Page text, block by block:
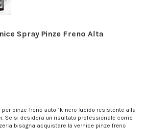
Spray Pinze Freno Alta
pinze freno auto 1k nero lucido resistente alla
Se si desidera un risultato professionale come
bisogna acquistare la vernice pinze freno